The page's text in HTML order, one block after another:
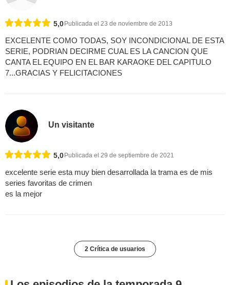
5,0Publicada el 23 de noviembre de 2013
EXCELENTE COMO TODAS, SOY INCONDICIONAL DE ESTA
SERIE, PODRIAN DECIRME CUAL ES LA CANCION QUE
CANTA EL EQUIPO EN EL BAR KARAOKE DEL CAPITULO
7...GRACIAS Y FELICITACIONES
Un visitante
5,0 Publicada el 29 de septiembre de 2021
excelente serie esta muy bien desarrollada la trama es de mis
series favoritas de crimen
es la mejor
2 Crítica de usuarios